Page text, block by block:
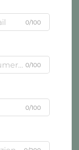
0/100
0/100
0/100